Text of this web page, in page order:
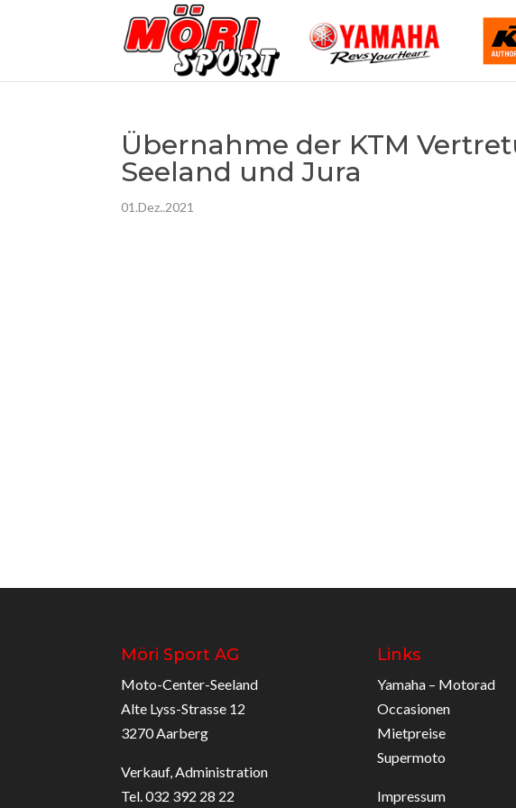
Übernahme der KTM
Seeland und Jura
01.Dez..2021
Möri Sport AG
Moto-Center-Seeland
Alte Lyss-Strasse 12
3270 Aarberg
Verkauf, Administration
Tel. 032 392 28 22
Links
Yamaha – Motorad
Occasionen
Mietpreise
Supermoto
Impressum